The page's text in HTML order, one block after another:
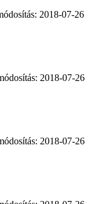
2018-07-26
2018-07-26
2018-07-26